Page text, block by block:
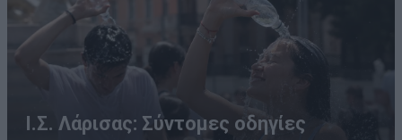
Ι.Σ. Λάρισας: Σύντομες οδηγίες